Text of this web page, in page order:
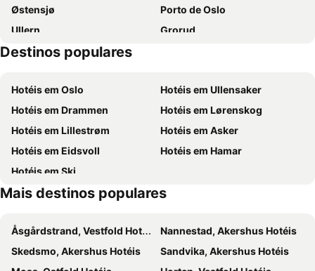
Østensjø
Porto de Oslo
Ullern
Grorud
Oslo Spektrum
Oslo Congress Centre
Aker Brygge
Stovner
Sentrumsløpet Road Race
Oslo University Hospital
Rua Karl Johans
Jessheim Storsenter
Lillestrøm Torv
Stovner Senter
Norsk Teknisk Museum
Oslo Experience
Bislett Games
Triaden Lørenskog Storsenter
Akershus slott
Torggata
Destinos populares
Hotéis em Oslo
Hotéis em Ullensaker
Hotéis em Drammen
Hotéis em Lørenskog
Hotéis em Lillestrøm
Hotéis em Asker
Hotéis em Eidsvoll
Hotéis em Hamar
Hotéis em Ski
Mais destinos populares
Åsgårdstrand, Vestfold Hotéis
Nannestad, Akershus Hotéis
Skedsmo, Akershus Hotéis
Sandvika, Akershus Hotéis